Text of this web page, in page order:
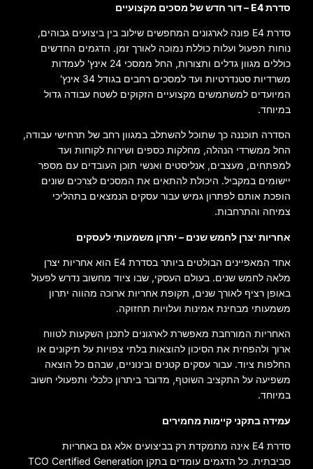
סדרת E4 – דור חדש של מסכים מקצועיים
סדרת E4 פונה לארגונים המחפשים שילוב בין ביצועים גבוהים,
נוחות תפעול ועלות כוללת נמוכה לאורך זמן. הדגמים החדשים
כוללים מגוון גדלים ותצורות, החל ממסכי 24 אינץ' לעמדות
משרדיות סטנדרטיות ועד למסכים רחבים בגודל 34 אינץ'
המיועדים למשתמשים מקצועיים הזקוקים לשטח עבודה גדול
במיוחד.
הסדרה תוכננה כך שתוכל להשתלב במגוון רחב של תרחישי עבודה,
החל ממשרדי הנהלה, מחלקות כספים ושירות לקוחות ועד
למפתחים, מעצבים, אנליסטים ואנשי תוכן העובדים עם מספר
יישומים במקביל. היכולת להתאים את המסכים לצרכים שונים
הופכת אותם לפתרון גמיש עבור עסקים הנמצאים בתהליכי
צמיחה והתרחבות.
אחריות יצרן לחמש שנים – יתרון משמעותי לעסקים
אחד המאפיינים הבולטים ביותר בסדרת E4 הוא אחריות יצרן
מלאה לחמש שנים. בעולם העסקי, שבו ציוד מחשוב נדרש לפעול
באופן רציף לאורך שנים, תקופת אחריות ארוכה מהווה יתרון
משמעותי מבחינת אמינות ועלויות תחזוקה.
האחריות המורחבת מאפשרת לארגונים לתכנן השקעות לטווח
ארוך ולהפחית את הסיכון להוצאות בלתי צפויות על תיקונים או
החלפות ציוד. עבור עסקים קטנים ובינוניים, שבהם כל הוצאה
משפיעה על התקציב השוטף, מדובר ביתרון כלכלי ותפעולי חשוב
במיוחד.
עמידה בתקני קיימות מחמירים
סדרת E4 אינה מתמקדת רק בביצועים אלא גם באחריות
סביבתית. כל הדגמים עומדים בתקן TCO Certified Generation